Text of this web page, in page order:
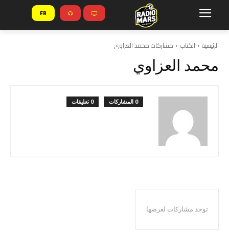
FR
الرئيسية الكتاب مشاركات محمد العزاوي
محمد العزاوي
0 المشاركات 0 تعليقات
توجد مشاركات لعرضها